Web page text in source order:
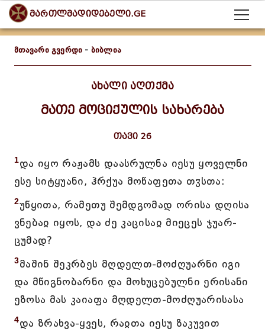
მართლმადიდებელი.GE
მთავარი გვერდი - ბიბლია
ახალი აღთქმა
მათე მოციქულის სახარება
თავი 26
1და იყო რაჟამს დაასრულნა იესუ ყოველნი
ესე სიტყუანი, ჰრქუა მოწაფეთა თჳსთა:
2უწყითა, რამეთუ შემდგომად ორისა დღისა
ვნებაჲ იყოს, და ძე კაცისაჲ მიეცეს ჯუარ-
ცუმად?
3მაშინ შეკრბეს მღდელთ-მოძღუარნი იგი
და მწიგნობარნი და მოხუცებულნი ერისანი
ეზოსა მას კაიაფა მღდელთ-მოძღუარისასა
4და ზრახვა-ყვეს, რაჲთა იესუ ზაკუვით